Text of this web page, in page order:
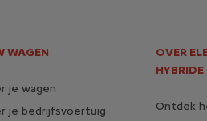
WAGEN
je wagen
je bedrijfsvoertuig
OVER
HYBRIDE
Ontdek